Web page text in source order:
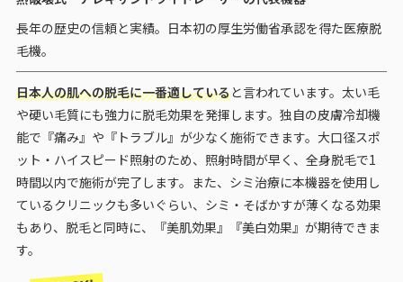
長年の歴史の信頼と実績。日本初の厚生労働省承認を得た医療脱
毛機。
日本人の肌への脱毛に一番適していると言われています。太い毛
や硬い毛質にも強力に脱毛効果を発揮します。独自の皮膚冷却機
能で『痛み』や『トラブル』が少なく施術できます。大口径スポ
ット・ハイスピード照射のため、照射時間が早く、全身脱毛で1
時間以内で施術が完了します。また、シミ治療に本機器を使用し
ているクリニックも多いぐらい、シミ・そばかすが薄くなる効果
もあり、脱毛と同時に、『美肌効果』『美白効果』が期待できま
す。